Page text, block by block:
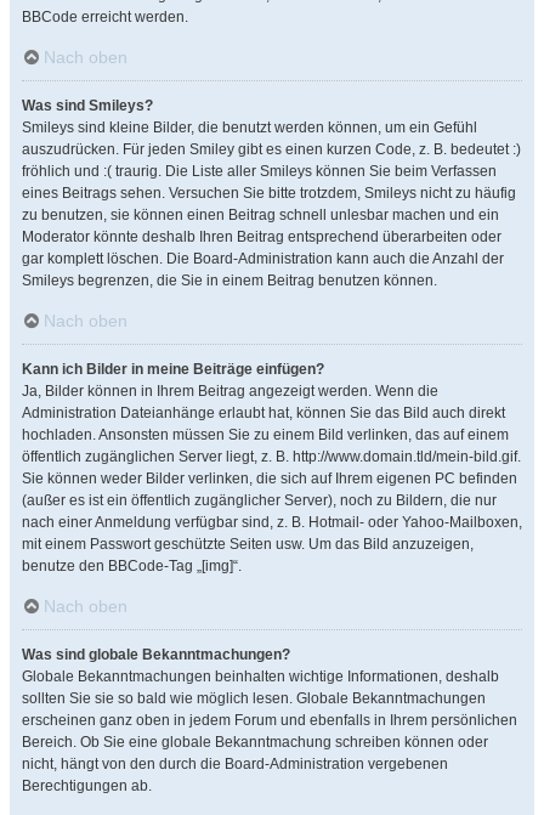
BBCode erreicht werden.
Nach oben
Was sind Smileys?
Smileys sind kleine Bilder, die benutzt werden können, um ein Gefühl
auszudrücken. Für jeden Smiley gibt es einen kurzen Code, z. B. bedeutet :)
fröhlich und :( traurig. Die Liste aller Smileys können Sie beim Verfassen
eines Beitrags sehen. Versuchen Sie bitte trotzdem, Smileys nicht zu häufig
zu benutzen, sie können einen Beitrag schnell unlesbar machen und ein
Moderator könnte deshalb Ihren Beitrag entsprechend überarbeiten oder
gar komplett löschen. Die Board-Administration kann auch die Anzahl der
Smileys begrenzen, die Sie in einem Beitrag benutzen können.
Nach oben
Kann ich Bilder in meine Beiträge einfügen?
Ja, Bilder können in Ihrem Beitrag angezeigt werden. Wenn die
Administration Dateianhänge erlaubt hat, können Sie das Bild auch direkt
hochladen. Ansonsten müssen Sie zu einem Bild verlinken, das auf einem
öffentlich zugänglichen Server liegt, z. B. http://www.domain.tld/mein-bild.gif.
Sie können weder Bilder verlinken, die sich auf Ihrem eigenen PC befinden
(außer es ist ein öffentlich zugänglicher Server), noch zu Bildern, die nur
nach einer Anmeldung verfügbar sind, z. B. Hotmail- oder Yahoo-Mailboxen,
mit einem Passwort geschützte Seiten usw. Um das Bild anzuzeigen,
benutze den BBCode-Tag „[img]“.
Nach oben
Was sind globale Bekanntmachungen?
Globale Bekanntmachungen beinhalten wichtige Informationen, deshalb
sollten Sie sie so bald wie möglich lesen. Globale Bekanntmachungen
erscheinen ganz oben in jedem Forum und ebenfalls in Ihrem persönlichen
Bereich. Ob Sie eine globale Bekanntmachung schreiben können oder
nicht, hängt von den durch die Board-Administration vergebenen
Berechtigungen ab.